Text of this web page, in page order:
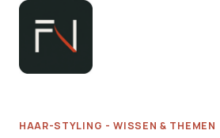
Zum
springen
HAAR-STYLING - WISSEN & THEMEN